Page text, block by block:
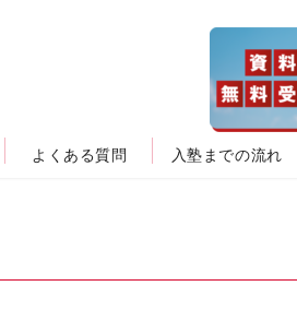
よくある質問 入塾までの流れ